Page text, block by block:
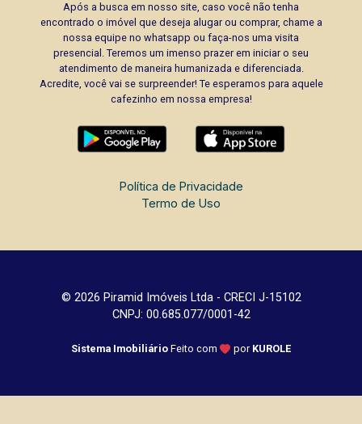
Após a busca em nosso site, caso você não tenha
encontrado o imóvel que deseja alugar ou comprar, chame a
nossa equipe no whatsapp ou faça-nos uma visita
presencial. Teremos um imenso prazer em iniciar o seu
atendimento de maneira humanizada e diferenciada.
Acredite, você vai se surpreender! Te esperamos para aquele
cafezinho em nossa empresa!
Política de Privacidade
Termo de Uso
© 2026 Piramid Imóveis Ltda - CRECI J-15102
CNPJ: 00.685.077/0001-42
Sistema Imobiliário Feito com por KUROLE